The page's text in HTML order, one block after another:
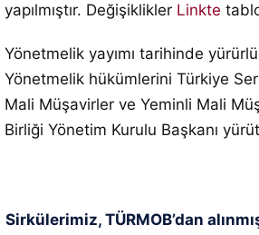
yapılmıştır. Değişiklikler Linkte
Yönetmelik yayımı tarihinde
Yönetmelik hükümlerini Türkiye
Mali Müşavirler ve Yeminli Mali
Birliği Yönetim Kurulu Başkanı
Sirkülerimiz, TÜRMOB’dan